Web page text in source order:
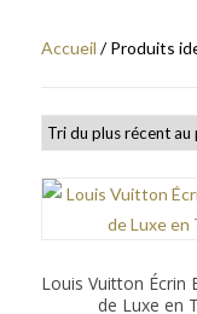
Accueil / Produits
Louis Vuitton
de Luxe en